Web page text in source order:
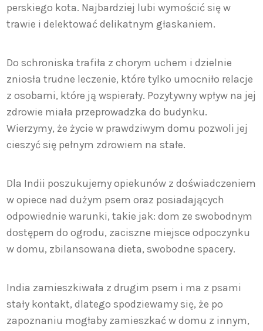
perskiego kota. Najbardziej lubi wymościć się w
trawie i delektować delikatnym głaskaniem.
Do schroniska trafiła z chorym uchem i dzielnie
zniosła trudne leczenie, które tylko umocniło relacje
z osobami, które ją wspierały. Pozytywny wpływ na jej
zdrowie miała przeprowadzka do budynku.
Wierzymy, że życie w prawdziwym domu pozwoli jej
cieszyć się pełnym zdrowiem na stałe.
Dla Indii poszukujemy opiekunów z doświadczeniem
w opiece nad dużym psem oraz posiadających
odpowiednie warunki, takie jak: dom ze swobodnym
dostępem do ogrodu, zaciszne miejsce odpoczynku
w domu, zbilansowana dieta, swobodne spacery.
India zamieszkiwała z drugim psem i ma z psami
stały kontakt, dlatego spodziewamy się, że po
zapoznaniu mogłaby zamieszkać w domu z innym,